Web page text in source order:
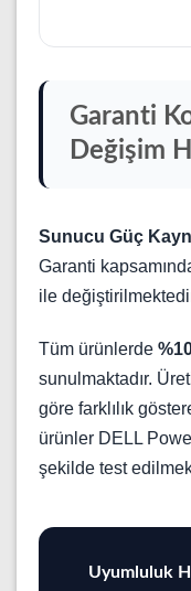
Garanti
Değişim
Sunucu Güç
Garanti
ile
Tüm ürünlerde
sunulmaktadır.
göre farklılık
ürünler DELL
şekilde test
Uyumluluk